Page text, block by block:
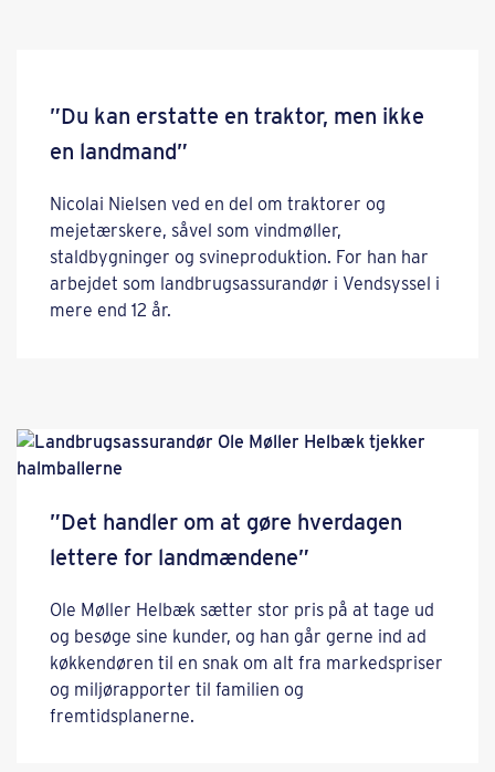
”Du kan erstatte en traktor, men ikke
en landmand”
Nicolai Nielsen ved en del om traktorer og
mejetærskere, såvel som vindmøller,
staldbygninger og svineproduktion. For han har
arbejdet som landbrugsassurandør i Vendsyssel i
mere end 12 år.
”Det handler om at gøre hverdagen
lettere for landmændene”
Ole Møller Helbæk sætter stor pris på at tage ud
og besøge sine kunder, og han går gerne ind ad
køkkendøren til en snak om alt fra markedspriser
og miljørapporter til familien og
fremtidsplanerne.